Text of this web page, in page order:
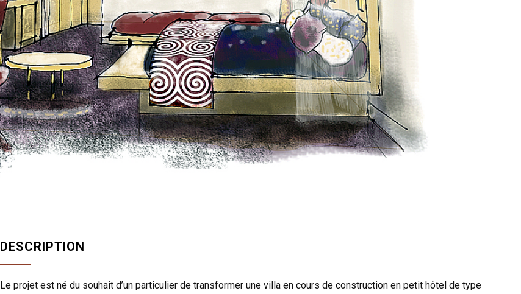
DESCRIPTION
Le projet est né du souhait d’un particulier de transformer une villa en cours de construction en petit hôtel de type